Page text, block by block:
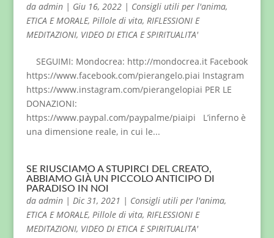
da admin| Giu 16, 2022| Consigli utili per l'anima,
ETICA E MORALE, Pillole di vita, RIFLESSIONI E
MEDITAZIONI, VIDEO DI ETICA E SPIRITUALITA'
SEGUIMI: Mondocrea: http://mondocrea.it Facebook
https://www.facebook.com/pierangelo.piai Instagram
https://www.instagram.com/pierangelopiai PER LE
DONAZIONI:
https://www.paypal.com/paypalme/piaipi L’inferno è
una dimensione reale, in cui le...
SE RIUSCIAMO A STUPIRCI DEL CREATO,
ABBIAMO GIÀ UN PICCOLO ANTICIPO DI
PARADISO IN NOI
da admin| Dic 31, 2021 | Consigli utili per l'anima,
ETICA E MORALE, Pillole di vita, RIFLESSIONI E
MEDITAZIONI, VIDEO DI ETICA E SPIRITUALITA'